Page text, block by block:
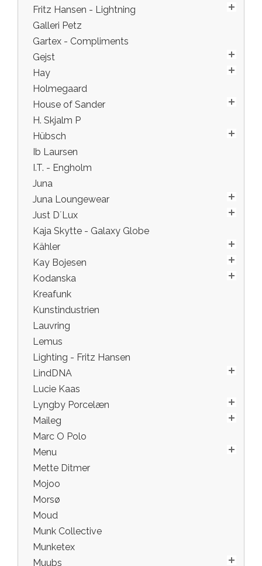
Fritz Hansen - Lightning
Galleri Petz
Gartex - Compliments
Gejst
Hay
Holmegaard
House of Sander
H. Skjalm P
Hübsch
Ib Laursen
I.T. - Engholm
Juna
Juna Loungewear
Just D´Lux
Kaja Skytte - Galaxy Globe
Kähler
Kay Bojesen
Kodanska
Kreafunk
Kunstindustrien
Lauvring
Lemus
Lighting - Fritz Hansen
LindDNA
Lucie Kaas
Lyngby Porcelæn
Maileg
Marc O Polo
Menu
Mette Ditmer
Mojoo
Morsø
Moud
Munk Collective
Munketex
Muubs